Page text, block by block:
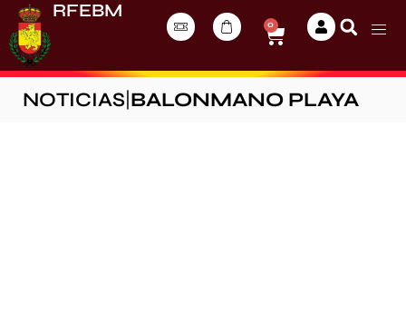
RFEBM
0
NOTICIAS BALONMANO PLAYA